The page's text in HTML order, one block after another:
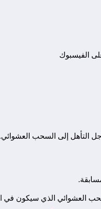
التأهل إلى السحب العشوائي.
الذي سيكون في